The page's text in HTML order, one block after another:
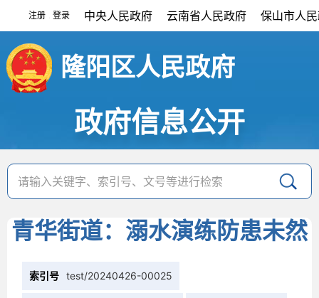
注册 登录 中央人民政府 云南省人民政府 保山市人
隆阳区人民政府
政府信息公开
青华街道：溺水演练防患未然
索引号 test/20240426-00025